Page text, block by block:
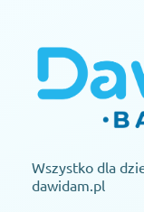
Wszystko dla
dawidam.pl